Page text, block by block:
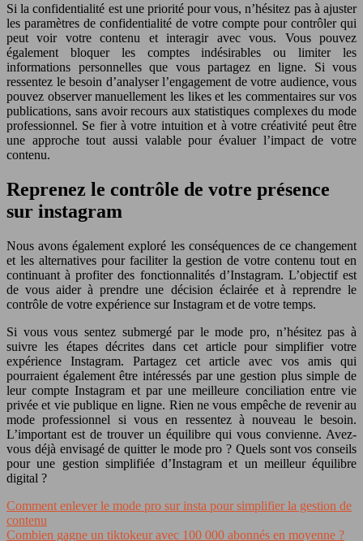
Si la confidentialité est une priorité pour vous, n’hésitez pas à ajuster
les paramètres de confidentialité de votre compte pour contrôler qui
peut voir votre contenu et interagir avec vous. Vous pouvez
également bloquer les comptes indésirables ou limiter les
informations personnelles que vous partagez en ligne. Si vous
ressentez le besoin d’analyser l’engagement de votre audience, vous
pouvez observer manuellement les likes et les commentaires sur vos
publications, sans avoir recours aux statistiques complexes du mode
professionnel. Se fier à votre intuition et à votre créativité peut être
une approche tout aussi valable pour évaluer l’impact de votre
contenu.
Reprenez le contrôle de votre présence
sur instagram
Nous avons également exploré les conséquences de ce changement
et les alternatives pour faciliter la gestion de votre contenu tout en
continuant à profiter des fonctionnalités d’Instagram. L’objectif est
de vous aider à prendre une décision éclairée et à reprendre le
contrôle de votre expérience sur Instagram et de votre temps.
Si vous vous sentez submergé par le mode pro, n’hésitez pas à
suivre les étapes décrites dans cet article pour simplifier votre
expérience Instagram. Partagez cet article avec vos amis qui
pourraient également être intéressés par une gestion plus simple de
leur compte Instagram et par une meilleure conciliation entre vie
privée et vie publique en ligne. Rien ne vous empêche de revenir au
mode professionnel si vous en ressentez à nouveau le besoin.
L’important est de trouver un équilibre qui vous convienne. Avez-
vous déjà envisagé de quitter le mode pro ? Quels sont vos conseils
pour une gestion simplifiée d’Instagram et un meilleur équilibre
digital ?
Comment enlever le mode pro sur insta pour simplifier la gestion de
contenu
Combien gagne un tiktokeur avec 100 000 abonnés en moyenne ?